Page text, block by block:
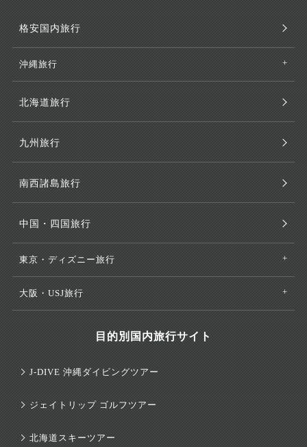
格安国内旅行
沖縄旅行
北海道旅行
九州旅行
南西諸島旅行
中国・四国旅行
東京・ディズニー旅行
大阪・USJ旅行
目的別国内旅行サイト
J-DIVE 沖縄ダイビングツアー
ジェイトリップ ゴルフツアー
北海道スキーツアー